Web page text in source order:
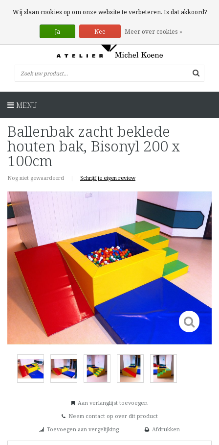
0 Artikelen
MENU
Ballenbak zacht beklede
houten bak, Bisonyl 200 x
100cm
Nog niet gewaardeerd | Schrijf je eigen review
Aan verlanglijst toevoegen
Neem contact op over dit product
Toevoegen aan vergelijking
Afdrukken
Wij slaan cookies op om onze website te verbeteren. Is dat akkoord?
Ja Nee Meer over cookies »